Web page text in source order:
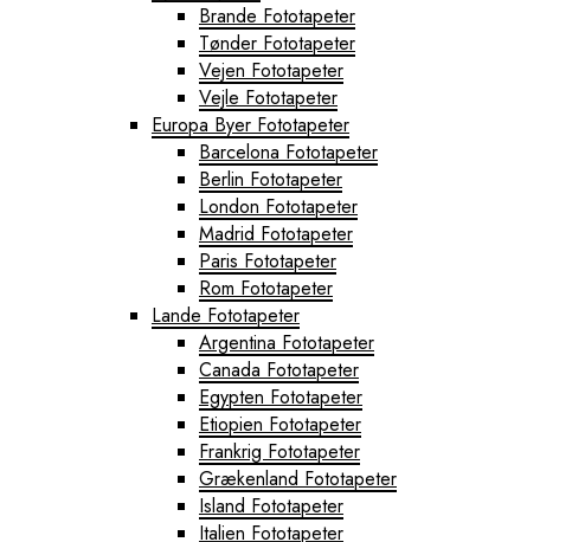
Brande Fototapeter
Tønder Fototapeter
Vejen Fototapeter
Vejle Fototapeter
Europa Byer Fototapeter
Barcelona Fototapeter
Berlin Fototapeter
London Fototapeter
Madrid Fototapeter
Paris Fototapeter
Rom Fototapeter
Lande Fototapeter
Argentina Fototapeter
Canada Fototapeter
Egypten Fototapeter
Etiopien Fototapeter
Frankrig Fototapeter
Grækenland Fototapeter
Island Fototapeter
Italien Fototapeter